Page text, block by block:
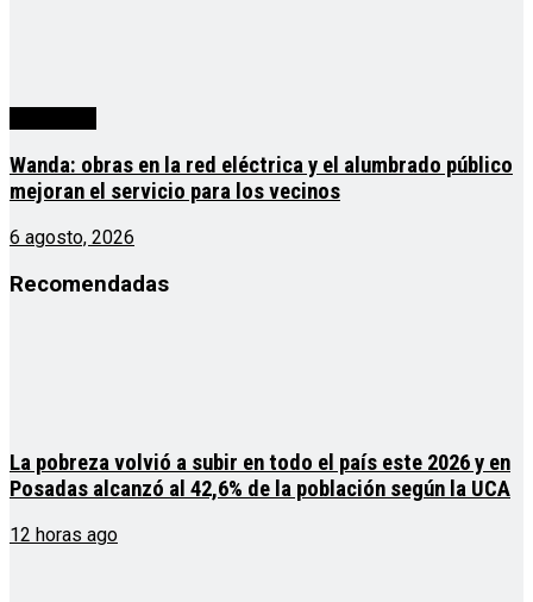
Wanda: obras en la red eléctrica y el alumbrado público
mejoran el servicio para los vecinos
6 agosto, 2026
Recomendadas
La pobreza volvió a subir en todo el país este 2026 y en
Posadas alcanzó al 42,6% de la población según la UCA
12 horas ago